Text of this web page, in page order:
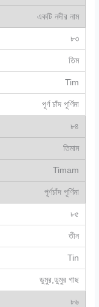
একটি নদীর নাম
৮৩
তিম
Tim
পূর্ণ চাঁদ পূর্ণিমা
৮৪
তিমাম
Timam
পূর্ণচাঁদ পূর্ণিমা
৮৫
তীন
Tin
ডুমুর,ডুমুর গাছ
৮৬